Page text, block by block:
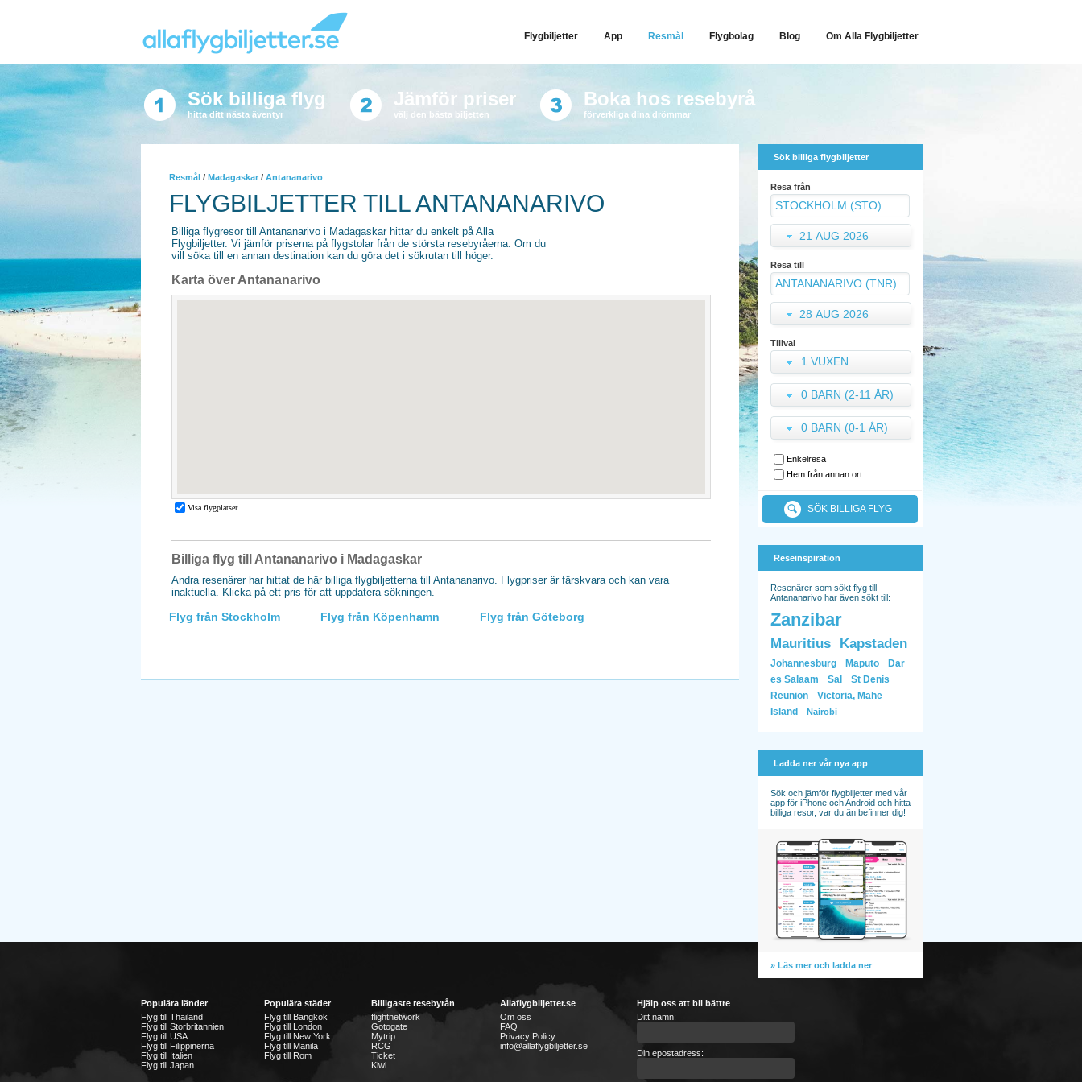
Flygbiljetter App Resmål Flygbolag Blog Om Alla Flygbiljetter
Sök billiga flyg
hitta ditt nästa äventyr
Jämför priser
välj den bästa biljetten
Boka hos resebyrå
förverkliga dina drömmar
Resmål / Madagaskar / Antananarivo
FLYGBILJETTER TILL ANTANANARIVO
Billiga flygresor till Antananarivo i Madagaskar hittar du enkelt på Alla
Flygbiljetter. Vi jämför priserna på flygstolar från de största resebyråerna. Om du
vill söka till en annan destination kan du göra det i sökrutan till höger.
Karta över Antananarivo
Billiga flyg till Antananarivo i Madagaskar
Andra resenärer har hittat de här billiga flygbiljetterna till Antananarivo. Flygpriser är färskvara och kan vara
inaktuella. Klicka på ett pris för att uppdatera sökningen.
Flyg från Stockholm Flyg från Köpenhamn Flyg från Göteborg
Sök billiga flygbiljetter
Resa från
21 AUG 2026
Resa till
28 AUG 2026
Tillval
1 VUXEN
0 BARN (2-11 ÅR)
0 BARN (0-1 ÅR)
Enkelresa
Hem från annan ort
SÖK BILLIGA FLYG
Reseinspiration
Resenärer som sökt flyg till
Antananarivo har även sökt till:
Zanzibar
Mauritius Kapstaden
Johannesburg Maputo
Dar
es Salaam
Sal
St Denis
Reunion
Victoria, Mahe
Island
Nairobi
Ladda ner vår nya app
Sök och jämför flygbiljetter med vår
app för iPhone och Android och hitta
billiga resor, var du än befinner dig!
» Läs mer och ladda ner
Populära länder
Flyg till Thailand
Flyg till Storbritannien
Flyg till USA
Flyg till Filippinerna
Flyg till Italien
Flyg till Japan
Populära städer
Flyg till Bangkok
Flyg till London
Flyg till New York
Flyg till Manila
Flyg till Rom
Billigaste resebyrån
flightnetwork
Gotogate
Mytrip
RCG
Ticket
Kiwi
Allaflygbiljetter.se
Om oss
FAQ
Privacy Policy
info@allaflygbiljetter.se
Hjälp oss att bli bättre
Ditt namn:
Din epostadress: